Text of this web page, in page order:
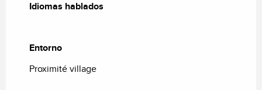
Idiomas hablados
Idiomas hablados
Entorno
Entorno
Proximité village